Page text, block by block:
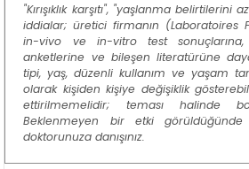
"Kırışıklık karşıtı", "yaşlanma belirtilerini
iddialar; üretici firmanın (Laboratoires
in-vivo ve in-vitro test
anketlerine ve bileşen literatürüne
tipi, yaş, düzenli kullanım ve yaşam
olarak kişiden kişiye değişiklik
ettirilmemelidir; teması halinde
Beklenmeyen bir etki görüldüğünde
doktorunuza danışınız.